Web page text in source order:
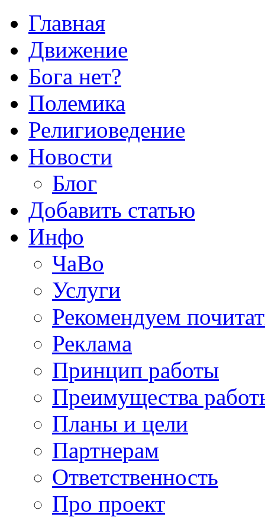
Главная
Движение
Бога нет?
Полемика
Религиоведение
Новости
Блог
Добавить статью
Инфо
ЧаВо
Услуги
Рекомендуем
Реклама
Принцип работы
Преимущества
Планы и цели
Партнерам
Ответственность
Про проект